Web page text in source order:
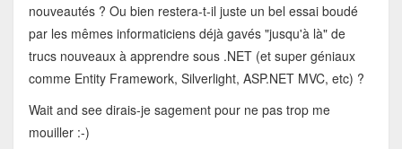
nouveautés ? Ou bien restera-t-il juste un bel essai boudé
par les mêmes informaticiens déjà gavés "jusqu'à là" de
trucs nouveaux à apprendre sous .NET (et super géniaux
comme Entity Framework, Silverlight, ASP.NET MVC, etc) ?
Wait and see dirais-je sagement pour ne pas trop me
mouiller :-)